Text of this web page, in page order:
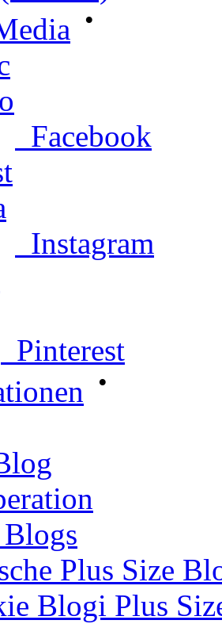
•
Facebook
Instagram
Pinterest
•
Plus Size
Blogi Plus